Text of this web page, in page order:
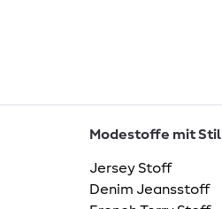
Modestoffe mit Stil
Jersey Stoff
Denim Jeansstoff